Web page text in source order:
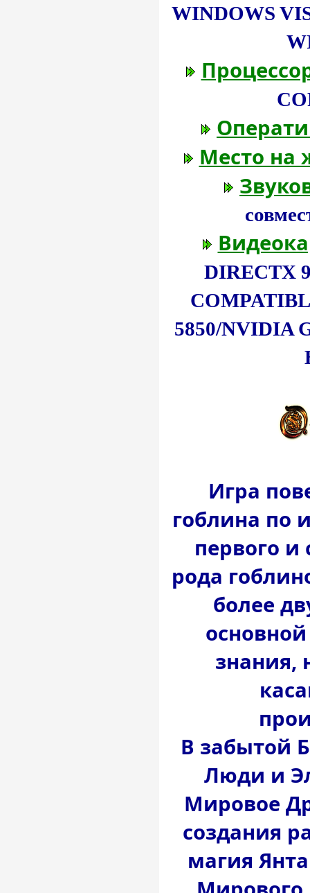
WINDOWS
Место на
DIRECTX
5850/NVIDIA
Игра
гоблина по
первого и
рода
более
знания,
В забытой
Люди и
Мировое
создания
магия